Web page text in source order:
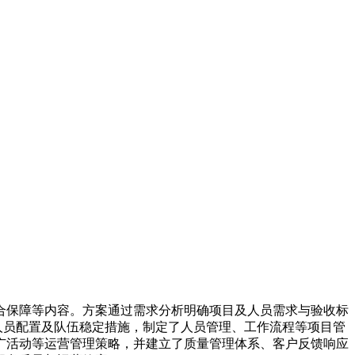
障等内容。方案通过需求分析明确项目及人员需求与验收标
配置及队伍稳定措施，制定了人员管理、工作流程等项目管
动等运营管理策略，并建立了质量管理体系、客户反馈响应